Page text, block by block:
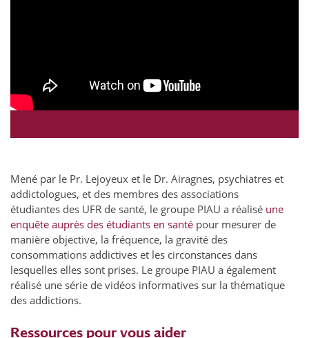
Mené par le Pr. Lejoyeux et le Dr. Airagnes, psychiatres et
addictologues, et des membres des associations
étudiantes des UFR de santé, le groupe PIAU a réalisé une
enquête auprès des étudiants en santé pour mesurer de
manière objective, la fréquence, la gravité des
consommations addictives et les circonstances dans
lesquelles elles sont prises. Le groupe PIAU a également
réalisé une série de vidéos informatives sur la thématique
des addictions.
Ressources pour vous aider